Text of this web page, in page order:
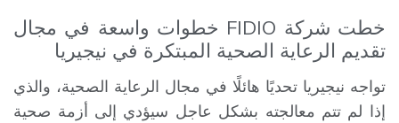
خطت شركة FIDIO خطوات واسعة في مجال
تقديم الرعاية الصحية المبتكرة في نيجيريا
تواجه نيجيريا تحديًا هائلًا في مجال الرعاية الصحية، والذي
إذا لم تتم معالجته بشكل عاجل سيؤدي إلى أزمة صحية